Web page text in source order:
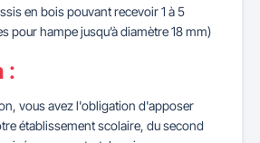
en bois pouvant recevoir 1 à 5
pour hampe jusqu’à diamètre 18 mm)
:
vous avez l'obligation d'apposer
établissement scolaire, du second